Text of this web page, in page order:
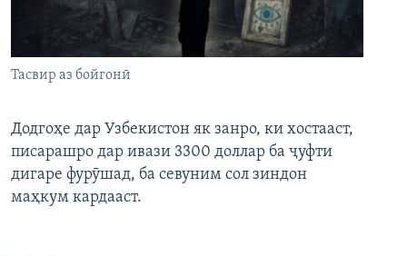
Тасвир аз бойгонӣ
Додгоҳе дар Узбекистон як занро, ки хостааст,
писарашро дар ивази 3300 доллар ба ҷуфти
дигаре фурӯшад, ба севуним сол зиндон
маҳкум кардааст.